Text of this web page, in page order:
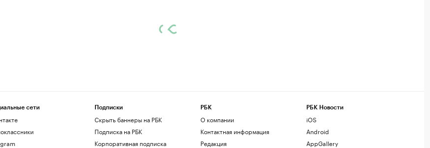
сети Подписки
Скрыть баннеры на РБК
Подписка на РБК
Корпоративная подписка
РБК
О компании
Контактная информация
Редакция
РБК Новости
iOS
Android
AppGallery